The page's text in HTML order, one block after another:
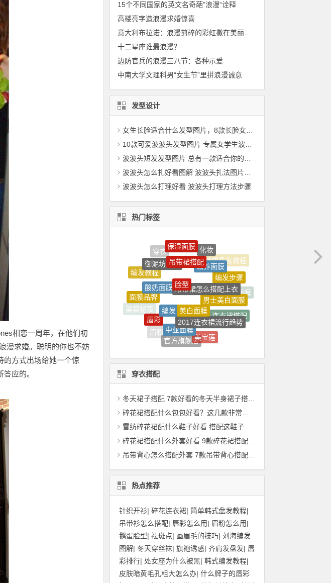
相恋一周年，在他们初
漫求婚。聪明的你也不妨
的方式出场给她一个惊
应的。
15个不同国家的英文名奇葩”浪漫“诠释
高楼亮字造浪漫求婚惊喜
十二星座谁最浪漫？
边防官兵的浪漫三八节：各种示爱
中南大学文理科男“女生节”里拼浪漫诚意
发型设计
女生长脸适合什么发型图片，8款长脸女生适合的发型
10款可爱波波头发型图片 专属女学生波波头发型
波波头短发发型图片 总有一款适合你的短发波波头
波波头怎么扎好看图解 波波头扎法图片大全
波波头怎么打理好看 波波头打理方法步骤
热门标签
御泥坊面膜
吊带裙搭配
滋养面膜
编发步骤
欧美面膜
夏装搭配
睡眠面膜
发型
美容秘笈
面膜品牌
酸奶面膜
脸型
吊带裙怎么搭配上衣
男士美白面膜
连衣裙搭配
佰草集面膜
今年夏季流行连衣裙
补水面膜
眉粉
唇彩
美白面膜
2017连衣裙流行趋势
美宝莲
官方旗舰店
中亚面膜
穿衣搭配
冬天裙子搭配 7款好看的冬天半身裙子搭配上衣，如羽绒服
碎花裙搭配什么包包好看？这几款非常适合百搭
雪纺碎花裙配什么鞋子好看 搭配这鞋子回头率100%
碎花裙搭配什么外套好看 9款碎花裙搭配案例分享
吊带背心怎么搭配外套 7款吊带背心搭配外套图片
热点推荐
针织开衫|碎花连衣裙| 简单韩式盘发教程|
吊带衫怎么搭配| 唇彩怎么用| 眉粉怎么用|
鹅蛋脸型|祛斑点| 画眉毛的技巧|刘海编发
图解|冬天穿丝袜|旗袍诱惑|齐肩发盘发| 唇
彩排行| 处女座为什么被黑|韩式编发教程|
皮肤暗黄毛孔粗大怎么办|什么牌子的唇彩